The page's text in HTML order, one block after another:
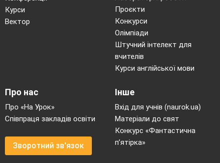
Третя – малює або вирізує з кольорового
паперу візерунки, орнаменти для
будинку, а також вирізує квіти мальви з
кольорового паперу
. Робота з персонажами казочки
Тепер спробуємо зробити новий вигляд
улюбленого казкового героя
X . Колективне інсценування казочки
Ріпка
Інсценування проходить як справжньої
казочки, так і переробленої, де дід, бабця,
Курси
Вектор
Проєкти
Конкурси
Олімпіади
Штучний інтелект для
вчителів
Курси англійської мови
Про нас
Про «На Урок»
Співпраця закладів освіти
Зворотний зв'язок
Інше
Вхід для учнів (naurok.ua)
Матеріали до свят
Конкурс «Фантастична
п’ятірка»